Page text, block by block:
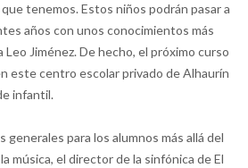
tenemos. Estos niños podrán pasar a
años con unos conocimientos más
Leo Jiménez. De hecho, el próximo curso
este centro escolar privado de Alhaurín
infantil.
generales para los alumnos más allá del
música, el director de la sinfónica de El